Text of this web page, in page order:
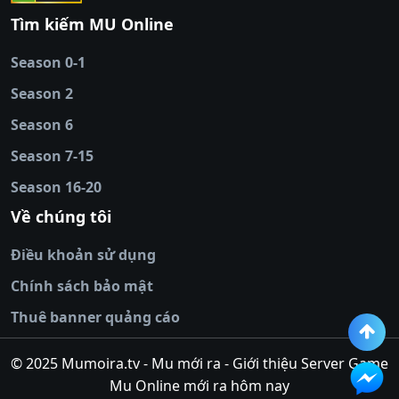
88
|tài xỉu
online
|sunwin |
cái uy tín
đĩa
|bắn cá đổi
thưởng
fly88
| new88
tv
|hitclub
win
|Xoilac
thưởng
|rik vip
thưởng
|giai ma keo nha
cuoc
|https://lv88.space/
tài xỉu
top nhà
cái uy
| https://ok88vin.com/ 789BET
Tìm kiếm MU Online
Season 0-1
Season 2
Season 6
Season 7-15
Season 16-20
Về chúng tôi
Điều khoản sử dụng
Chính sách bảo mật
Thuê banner quảng cáo
© 2025 Mumoira.tv - Mu mới ra - Giới thiệu Server Game
Mu Online mới ra hôm nay